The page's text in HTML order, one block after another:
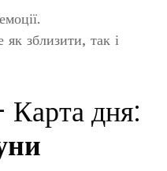
як зблизити, так і
Карта дня: